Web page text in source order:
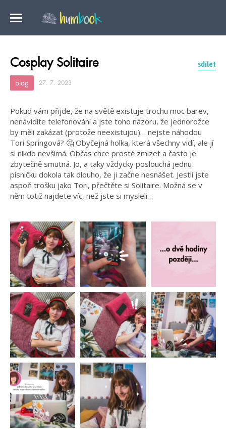
Cosplay Solitaire sdílet
blog 27. 7. 2023
Pokud vám přijde, že na světě existuje trochu moc barev,
nenávidíte telefonování a jste toho názoru, že jednorožce
by měli zakázat (protože neexistujou)… nejste náhodou
Tori Springová? 🤔 Obyčejná holka, která všechny vidí, ale jí
si nikdo nevšímá. Občas chce prostě zmizet a často je
zbytečně smutná. Jo, a taky vždycky poslouchá jednu
písničku dokola tak dlouho, že ji začne nesnášet. Jestli jste
aspoň trošku jako Tori, přečtěte si Solitaire. Možná se v
něm totiž najdete víc, než jste si mysleli…